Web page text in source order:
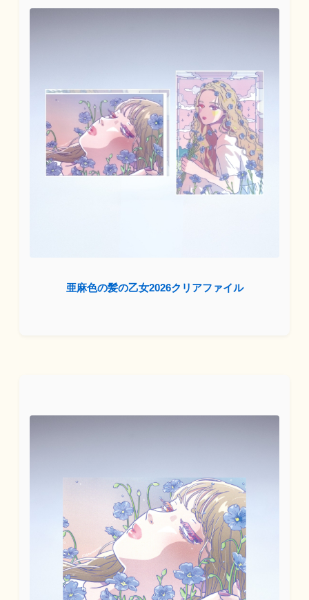
亜麻色の髪の乙女2026クリアファイル